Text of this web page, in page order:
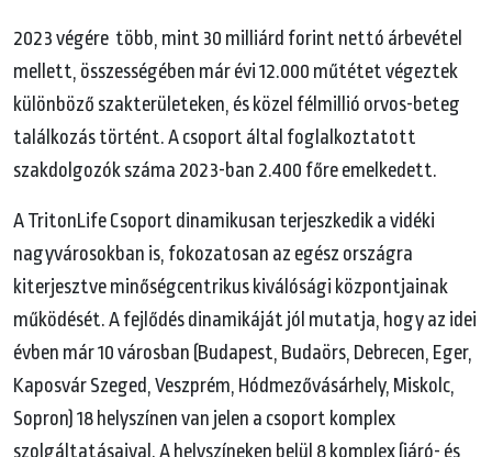
2023 végére több, mint 30 milliárd forint nettó árbevétel
mellett, összességében már évi 12.000 műtétet végeztek
különböző szakterületeken, és közel félmillió orvos-beteg
találkozás történt. A csoport által foglalkoztatott
szakdolgozók száma 2023-ban 2.400 főre emelkedett.
A TritonLife Csoport dinamikusan terjeszkedik a vidéki
nagyvárosokban is, fokozatosan az egész országra
kiterjesztve minőségcentrikus kiválósági központjainak
működését. A fejlődés dinamikáját jól mutatja, hogy az idei
évben már 10 városban (Budapest, Budaörs, Debrecen, Eger,
Kaposvár Szeged, Veszprém, Hódmezővásárhely, Miskolc,
Sopron) 18 helyszínen van jelen a csoport komplex
szolgáltatásaival. A helyszíneken belül 8 komplex (járó- és